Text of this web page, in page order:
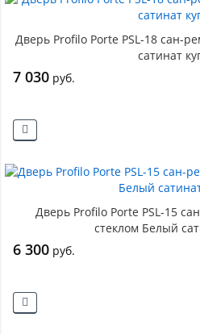
Дверь Profilo Porte PSL-18 сан-
сатинат
7 030 руб.
Дверь Profilo Porte PSL-15
стеклом Белый
6 300 руб.